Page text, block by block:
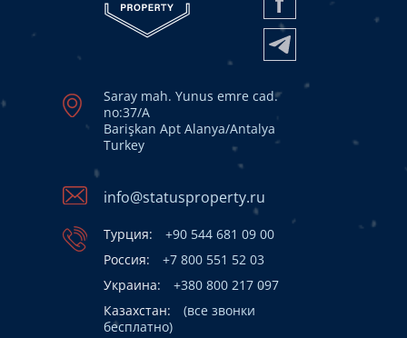
Saray mah. Yunus emre cad.
no:37/A
Barişkan Apt Alanya/Antalya
Turkey
info@statusproperty.ru
Турция:
+90 544 681 09 00
Россия:
+7 800 551 52 03
Украина:
+380 800 217 097
Казахстан:
(все звонки
бесплатно)